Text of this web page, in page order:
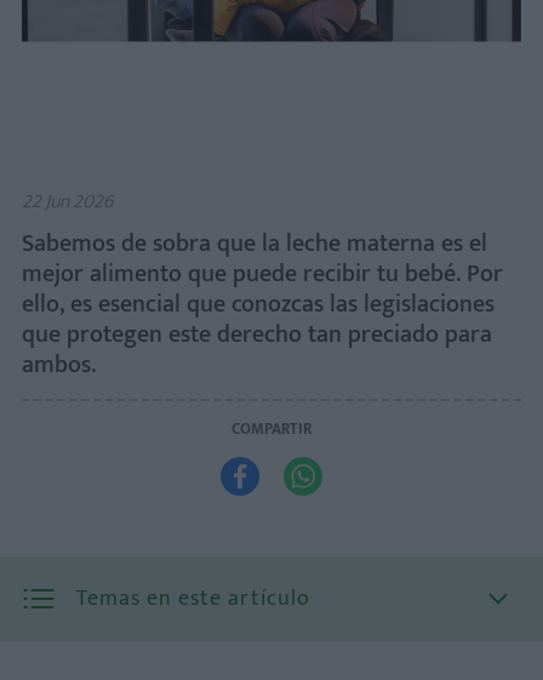
22 Jun 2026
Sabemos de sobra que la leche materna es el
mejor alimento que puede recibir tu bebé. Por
ello, es esencial que conozcas las legislaciones
que protegen este derecho tan preciado para
ambos.
COMPARTIR
 
Temas en este artículo